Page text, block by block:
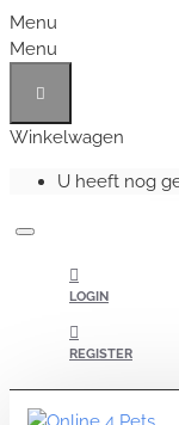
Menu
Menu
Winkelwagen
U heeft nog
LOGIN
REGISTER